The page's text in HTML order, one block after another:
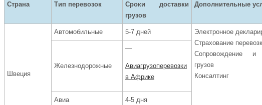
Страна Тип перевозок
Сроки доставки
грузов
Дополнительные
Швеция
Автомобильные 5-7 дней
Электронное
Страхование
Сопровождение и
грузов
Консалтинг
Железнодорожные
—
Авиагрузоперевозки
в Африке
Авиа 4-5 дня